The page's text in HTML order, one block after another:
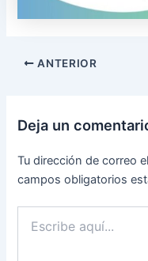
ANTERIOR
Deja un
Tu dirección de correo
campos obligatorios
aquí...